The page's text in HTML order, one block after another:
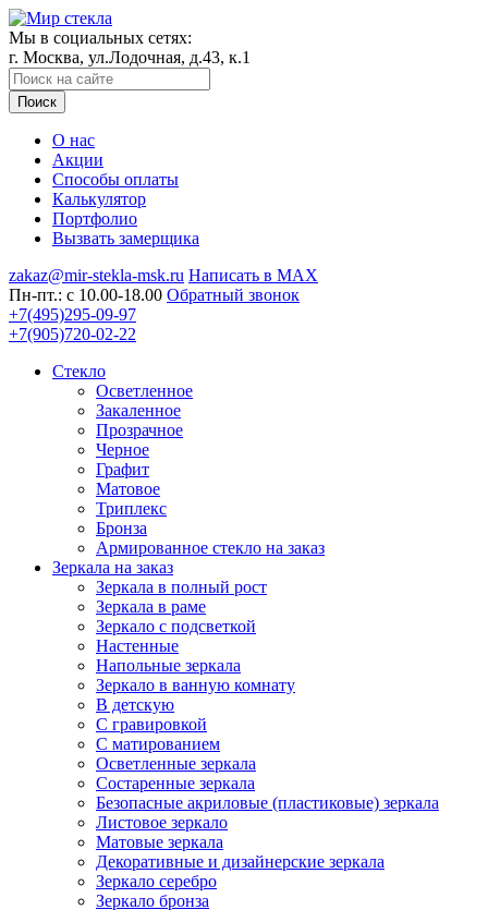
Мы в социальных сетях:
г. Москва, ул.Лодочная, д.43, к.1
Поиск
О нас
Акции
Способы оплаты
Калькулятор
Портфолио
Вызвать замерщика
zakaz@mir-stekla-msk.ru Написать в MAX
Пн-пт.: c 10.00-18.00 Обратный звонок
+7(495)295-09-97
+7(905)720-02-22
Стекло
Осветленное
Закаленное
Прозрачное
Черное
Графит
Матовое
Триплекс
Бронза
Армированное стекло на заказ
Зеркала на заказ
Зеркала в полный рост
Зеркала в раме
Зеркало с подсветкой
Настенные
Напольные зеркала
Зеркало в ванную комнату
В детскую
С гравировкой
С матированием
Oсветленные зеркала
Состаренные зеркала
Безопасные акриловые (пластиковые) зеркала
Листовое зеркало
Матовые зеркала
Декоративные и дизайнерские зеркала
Зеркало серебро
Зеркало бронза